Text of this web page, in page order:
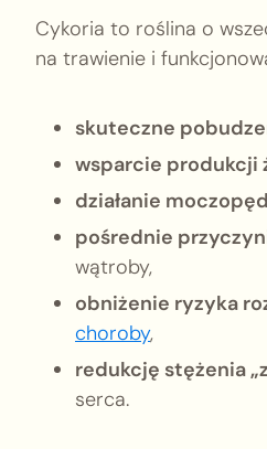
Cykoria to roślina o
na trawienie i
skuteczne
wsparcie produkcji
działanie
pośrednie
wątroby,
obniżenie ryzyka
choroby,
redukcję stężenia
serca.